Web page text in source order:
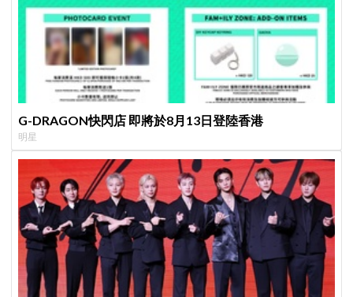
G-DRAGON快閃店 即將於8月13日登陸香港
明星